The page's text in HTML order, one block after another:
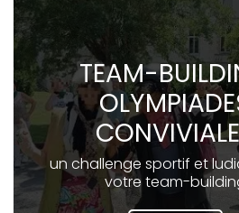
TEAM-
un challenge sportif et
votre team-